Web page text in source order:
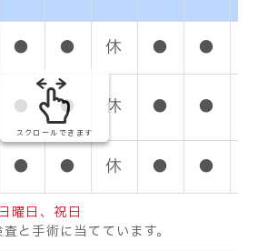
● ● 休 ● ●
● ● 休 ● ●
● ● 休 ● ●
曜日、祝日
手術に当てています。
スクロールできます